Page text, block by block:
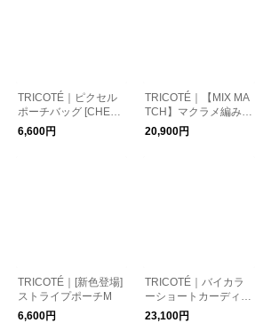
TRICOTÉ｜ピクセル
ポーチバッグ [CHEC
K]
6,600円
TRICOTÉ｜【MIX MA
TCH】マクラメ編みサ
コッシュバッグ
20,900円
TRICOTÉ｜[新色登場]
ストライプポーチM
6,600円
TRICOTÉ｜バイカラ
ーショートカーディガ
ン
23,100円